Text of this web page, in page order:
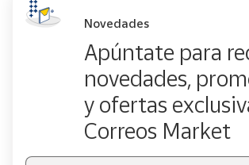
Novedades
Apúntate para
novedades,
y ofertas
Correos Market